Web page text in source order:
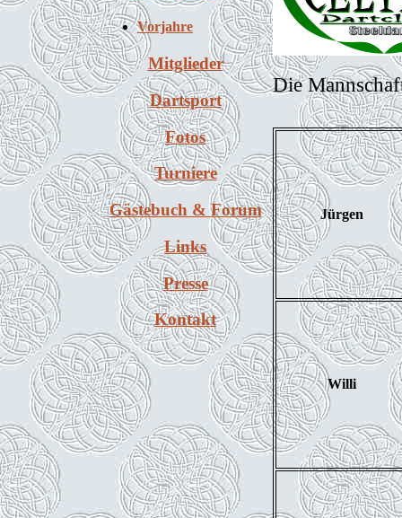
Vorjahre
Mitglieder
Dartsport
Fotos
Turniere
Gästebuch & Forum
Links
Presse
Kontakt
Die
Jürgen
Willi